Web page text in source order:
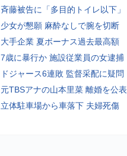
斉藤被告に「多目的トイレ以下」
少女が懇願 麻酔なしで腕を切断
大手企業 夏ボーナス過去最高額
7歳に暴行か 施設従業員の女逮捕
ドジャース6連敗 監督采配に疑問
元TBSアナの山本里菜 離婚を公表
立体駐車場から車落下 夫婦死傷